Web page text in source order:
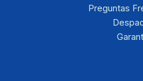
Preguntas